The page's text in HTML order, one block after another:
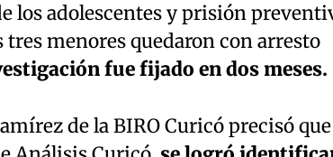
los adolescentes y prisión
menores quedaron con arresto
fue fijado en dos meses.
de la BIRO Curicó precisó que